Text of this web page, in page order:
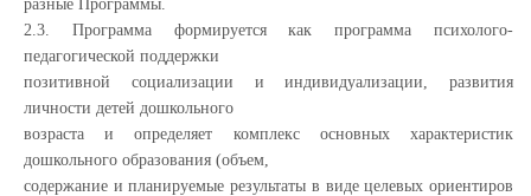
разные Программы.
2.3. Программа формируется как программа психолого-
педагогической поддержки
позитивной социализации и индивидуализации, развития
личности детей дошкольного
возраста и определяет комплекс основных характеристик
дошкольного образования (объем,
содержание и планируемые результаты в виде целевых ориентиров